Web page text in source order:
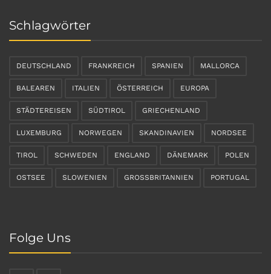
Schlagwörter
DEUTSCHLAND FRANKREICH SPANIEN MALLORCA
BALEAREN ITALIEN ÖSTERREICH EUROPA
STÄDTEREISEN SÜDTIROL GRIECHENLAND
LUXEMBURG NORWEGEN SKANDINAVIEN NORDSEE
TIROL SCHWEDEN ENGLAND DÄNEMARK POLEN
OSTSEE SLOWENIEN GROSSBRITANNIEN PORTUGAL
Folge Uns